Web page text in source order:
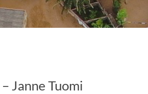
Janne Tuomi